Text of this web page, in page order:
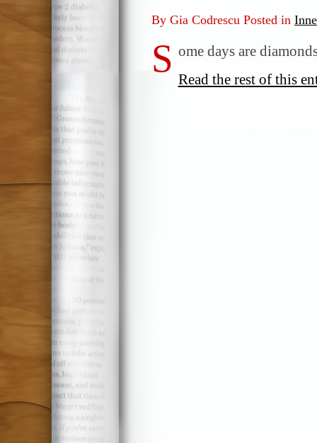
By Gia Codrescu Posted in
S ome days are
Read the rest of this